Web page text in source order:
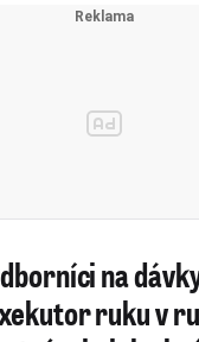
na
ruku v